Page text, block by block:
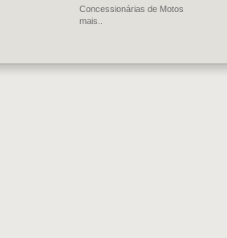
Concessionárias de Motos
mais..